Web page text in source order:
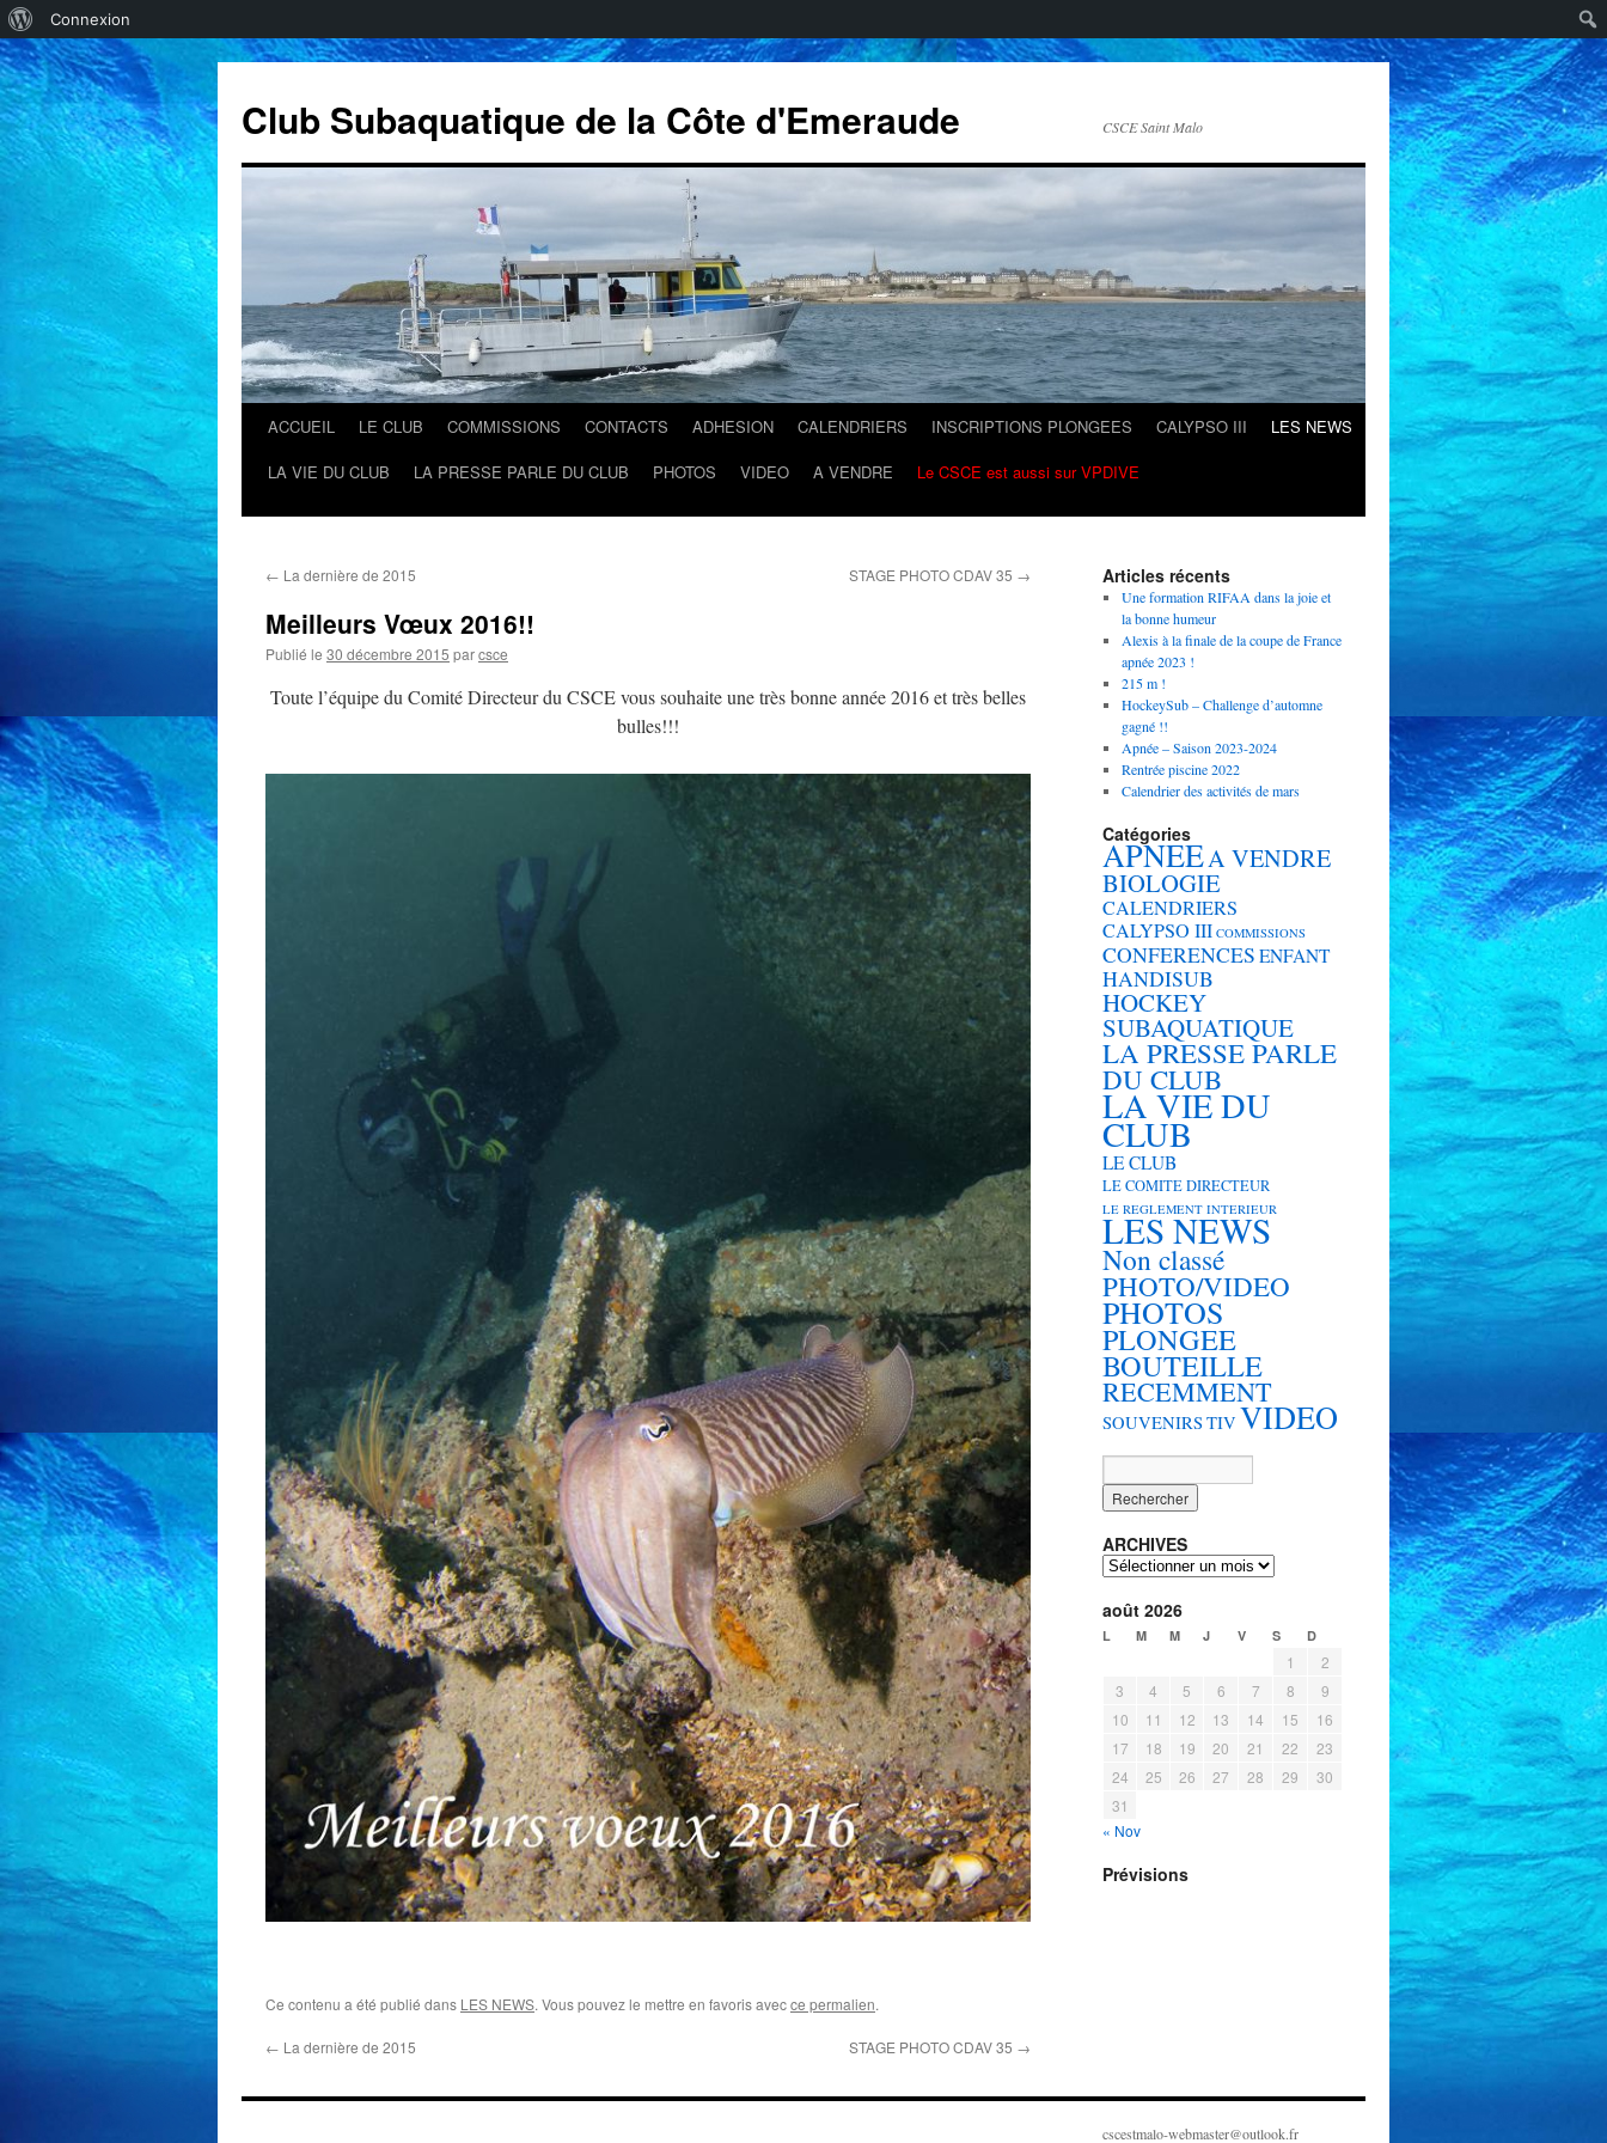
propos
de
WordPress
Connexion
Club Subaquatique de la Côte d'Emeraude CSCE Saint Malo
Aller
contenu
ACCUEIL LE CLUB COMMISSIONS CONTACTS ADHESION CALENDRIERS INSCRIPTIONS PLONGEES CALYPSO III
LES NEWS
LA VIE DU CLUB
LA PRESSE PARLE DU CLUB PHOTOS VIDEO A VENDRE Le CSCE est aussi sur VPDIVE
← La dernière de 2015 STAGE PHOTO CDAV 35 →
Meilleurs Vœux 2016!!
Publié le 30 décembre 2015 parcsce
Toute l’équipe du Comité Directeur du CSCE vous souhaite une très bonne année 2016 et très belles
bulles!!!
Ce contenu a été publié dans LES NEWS. Vous pouvez le mettre en favoris avecce permalien.
← La dernière de 2015 STAGE PHOTO CDAV 35 →
Articles récents
Une formation RIFAA dans la joie et
la bonne humeur
Alexis à la finale de la coupe de France
apnée 2023 !
215 m !
HockeySub – Challenge d’automne
gagné !!
Apnée – Saison 2023-2024
Rentrée piscine 2022
Calendrier des activités de mars
Catégories
APNEEA VENDRE
BIOLOGIE
CALENDRIERS
CALYPSO III COMMISSIONS
CONFERENCES ENFANT
HANDISUB
HOCKEY
SUBAQUATIQUE
LA PRESSE PARLE
DU CLUB
LA VIE DU
CLUB
LE CLUB
LE COMITE DIRECTEUR
LE REGLEMENT INTERIEUR
LES NEWS
Non classé
PHOTO/VIDEO
PHOTOS
PLONGEE
BOUTEILLE
RECEMMENT
SOUVENIRSTIV VIDEO
ARCHIVES
ARCHIVES
août 2026
L M M J V S D
1
2
3
4 5 6 7 8
9
10
11 12 13 14 15
16
17
18 19 20 21 22
23
24
25 26 27 28 29
30
31
« Nov
Prévisions
cscestmalo-webmaster@outlook.fr